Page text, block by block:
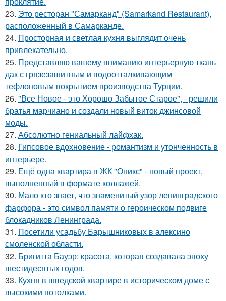
23. Это ресторан "Самарканд" (Samarkand Restaurant),
расположенный в Самарканде.
24. Просторная и светлая кухня выглядит очень
привлекательно.
25. Представляю вашему вниманию интерьерную ткань
дак с грязезашитным и водоотталкивающим
тефлоновым покрытием производства Турции.
26. "Все Новое - это Хорошо Забытое Старое", - решили
братья марчиано и создали новый виток джинсовой
моды.
27. Абсолютно гениальный лайфхак.
28. Гипсовое вдохновение - романтизм и утонченность в
интерьере.
29. Ещё одна квартира в ЖК "Оникс" - новый проект,
выполненный в формате коллажей.
30. Мало кто знает, что знаменитый узор ленинградского
фарфора - это символ памяти о героическом подвиге
блокадников Ленинграда.
31. Посетили усадьбу Барышниковых в алексино
смоленской области.
32. Бригитта Бауэр: красота, которая создавала эпоху
шестидесятых годов.
33. Кухня в шведской квартире в историческом доме с
высокими потолками.